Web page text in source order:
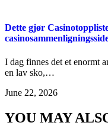
Dette gjør
I dag finnes det et enormt
en lav sko,…
June 22, 2026
YOU MAY